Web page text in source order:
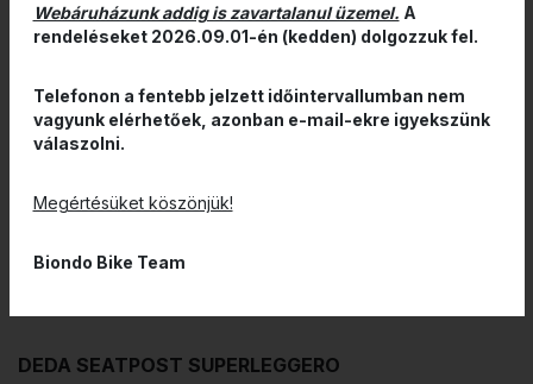
DEDA SEATPOST SUPERLEGGERO
Webáruházunk addig is zavartalanul üzemel. A
rendeléseket 2026.09.01-én (kedden) dolgozzuk fel.
Telefonon a fentebb jelzett időintervallumban nem
vagyunk elérhetőek, azonban e-mail-ekre igyekszünk
válaszolni.
Megértésüket köszönjük!
Biondo Bike Team